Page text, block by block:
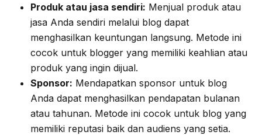
Produk atau jasa sendiri: Menjual produk atau
jasa Anda sendiri melalui blog dapat
menghasilkan keuntungan langsung. Metode ini
cocok untuk blogger yang memiliki keahlian atau
produk yang ingin dijual.
Sponsor: Mendapatkan sponsor untuk blog
Anda dapat menghasilkan pendapatan bulanan
atau tahunan. Metode ini cocok untuk blog yang
memiliki reputasi baik dan audiens yang setia.